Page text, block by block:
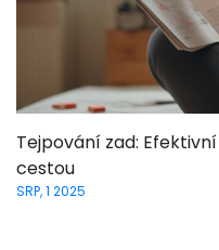
Tejpování zad:
cestou
SRP, 1 2025